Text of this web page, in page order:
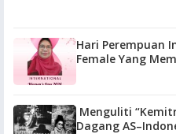
Hari Perempuan
Female Yang
Menguliti
Dagang